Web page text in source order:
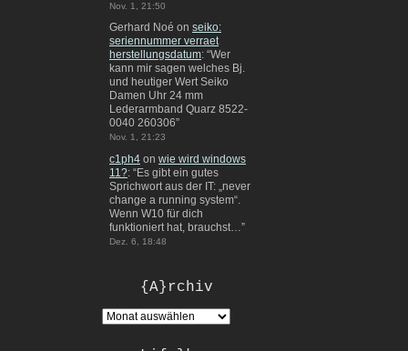
Nov. 1, 21:50
Gerhard Noé on seiko:
seriennummer verraet
herstellungsdatum: “Wer
kann mir sagen welches Bj.
und heutiger Wert Seiko
Damen Uhr 24 mm
Lederarmband Quarz 8522-
0040 260306”
Nov. 1, 21:23
c1ph4 on wie wird windows
11?: “Es gibt ein gutes
Sprichwort aus der IT: „never
change a running system“.
Wenn W10 für dich
funktioniert hat, brauchst…”
Dez. 6, 18:48
{A}rchiv